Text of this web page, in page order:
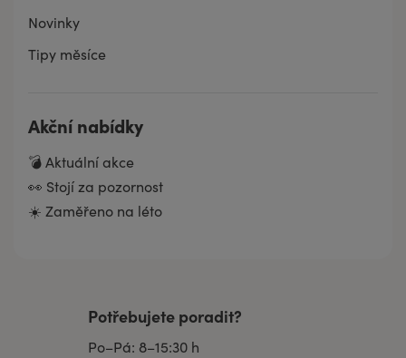
Novinky
Tipy měsíce
Akční nabídky
💣 Aktuální akce
👀 Stojí za pozornost
☀️ Zaměřeno na léto
Potřebujete poradit?
Po–Pá: 8–15:30 h